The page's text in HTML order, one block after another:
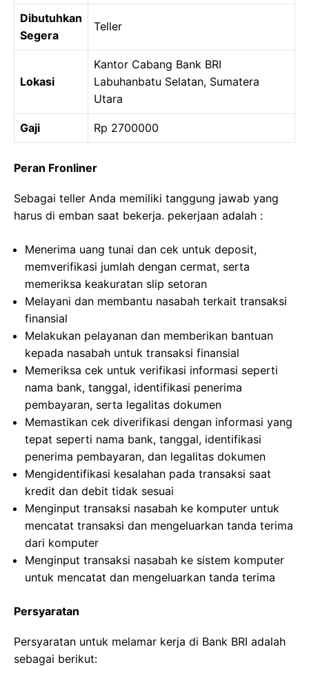
Dibutuhkan
Segera
Teller
Lokasi
Kantor Cabang Bank BRI
Labuhanbatu Selatan, Sumatera
Utara
Gaji Rp 2700000
Peran Fronliner
Sebagai teller Anda memiliki tanggung jawab yang
harus di emban saat bekerja. pekerjaan adalah :
Menerima uang tunai dan cek untuk deposit,
memverifikasi jumlah dengan cermat, serta
memeriksa keakuratan slip setoran
Melayani dan membantu nasabah terkait transaksi
finansial
Melakukan pelayanan dan memberikan bantuan
kepada nasabah untuk transaksi finansial
Memeriksa cek untuk verifikasi informasi seperti
nama bank, tanggal, identifikasi penerima
pembayaran, serta legalitas dokumen
Memastikan cek diverifikasi dengan informasi yang
tepat seperti nama bank, tanggal, identifikasi
penerima pembayaran, dan legalitas dokumen
Mengidentifikasi kesalahan pada transaksi saat
kredit dan debit tidak sesuai
Menginput transaksi nasabah ke komputer untuk
mencatat transaksi dan mengeluarkan tanda terima
dari komputer
Menginput transaksi nasabah ke sistem komputer
untuk mencatat dan mengeluarkan tanda terima
Persyaratan
Persyaratan untuk melamar kerja di Bank BRI adalah
sebagai berikut: